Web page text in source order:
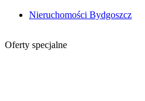
Nieruchomości Bydgoszcz
Oferty specjalne